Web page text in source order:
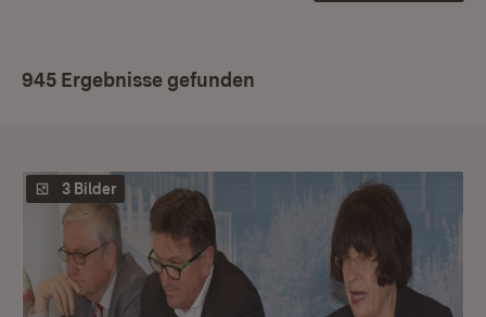
945 Ergebnisse gefunden
3 Bilder